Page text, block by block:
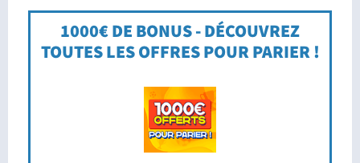
1000€ DE BONUS - DÉCOUVREZ
TOUTES LES OFFRES POUR PARIER !